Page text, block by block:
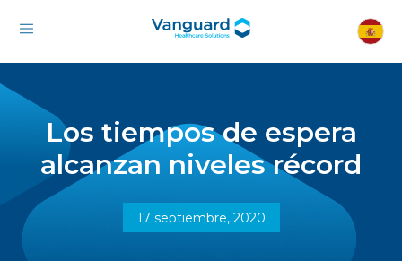
Los tiempos de espera
alcanzan niveles récord
17 septiembre, 2020